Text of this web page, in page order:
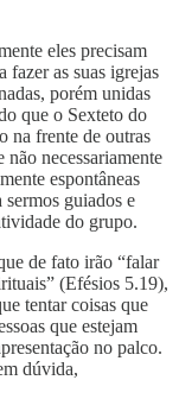
eles precisam
fazer as suas igrejas
porém unidas
que o Sexteto do
na frente de outras
não necessariamente
espontâneas
sermos guiados e
do grupo.
de fato irão “falar
(Efésios 5.19),
tentar coisas que
que estejam
no palco.
dúvida,